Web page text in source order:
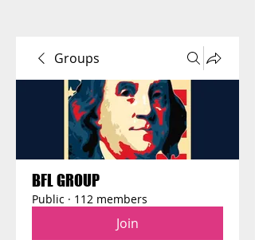
Groups
BFL GROUP
Public · 112 members
Join